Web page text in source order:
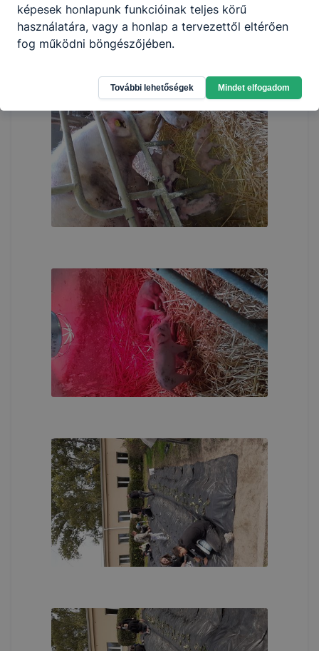
képesek honlapunk funkcióinak teljes körű
használatára, vagy a honlap a tervezettől eltérően
fog működni böngészőjében.
További lehetőségek Mindet elfogadom